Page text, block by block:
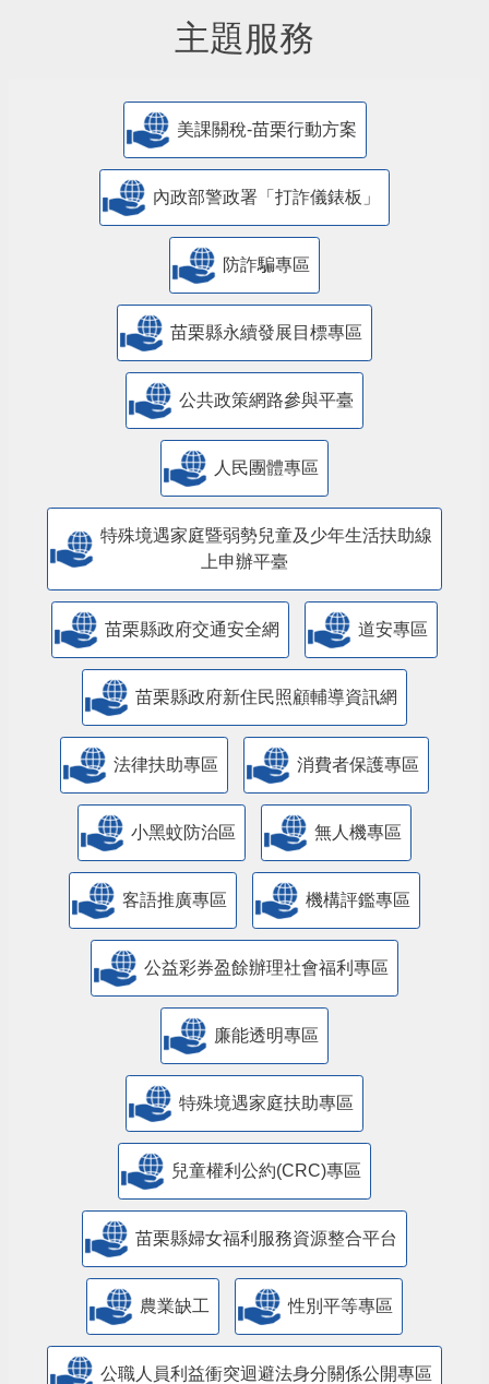
主題服務
美課關稅-苗栗行動方案
內政部警政署「打詐儀錶板」
防詐騙專區
苗栗縣永續發展目標專區
公共政策網路參與平臺
人民團體專區
特殊境遇家庭暨弱勢兒童及少年生活扶助線
上申辦平臺
苗栗縣政府交通安全網 道安專區
苗栗縣政府新住民照顧輔導資訊網
法律扶助專區 消費者保護專區
小黑蚊防治區 無人機專區
客語推廣專區 機構評鑑專區
公益彩券盈餘辦理社會福利專區
廉能透明專區
特殊境遇家庭扶助專區
兒童權利公約(CRC)專區
苗栗縣婦女福利服務資源整合平台
農業缺工 性別平等專區
公職人員利益衝突迴避法身分關係公開專區